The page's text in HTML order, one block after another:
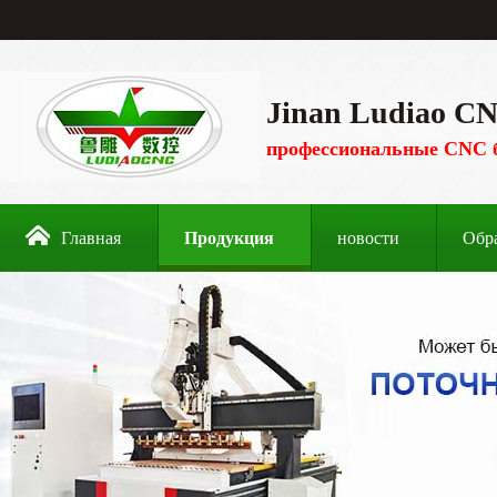
Jinan Ludiao
профессиональные CNC
Главная Продукция новости